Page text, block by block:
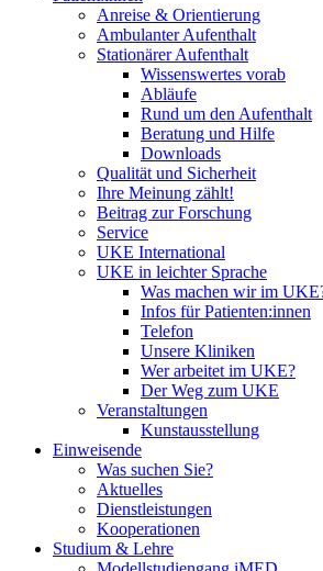
Anreise & Orientierung
Ambulanter Aufenthalt
Stationärer Aufenthalt
Wissenswertes vorab
Abläufe
Rund um den Aufenthalt
Beratung und Hilfe
Downloads
Qualität und Sicherheit
Ihre Meinung zählt!
Beitrag zur Forschung
Service
UKE International
UKE in leichter Sprache
Was machen wir im
Infos für Patienten:innen
Telefon
Unsere Kliniken
Wer arbeitet im UKE?
Der Weg zum UKE
Veranstaltungen
Kunstausstellung
Einweisende
Was suchen Sie?
Aktuelles
Dienstleistungen
Kooperationen
Studium & Lehre